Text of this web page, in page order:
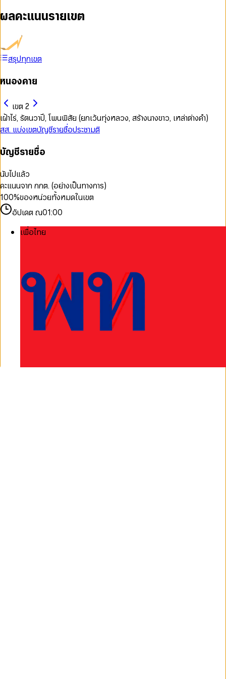
ผลคะแนนรายเขต
สรุปทุกเขต
หนองคาย
เขต 2
เฝ้าไร่, รัตนวาปี, โพนพิสัย (ยกเว้นทุ่งหลวง, สร้างนางขาว, เหล่าต่างคำ)
สส. แบ่งเขตบัญชีรายชื่อประชามติ
บัญชีรายชื่อ
นับไปแล้ว
คะแนนจาก กกต. (อย่างเป็นทางการ)
100%ของหน่วยทั้งหมดในเขต
อัปเดต ณ01:00
เพื่อไทย